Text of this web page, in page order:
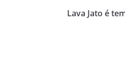
Lava Jato é